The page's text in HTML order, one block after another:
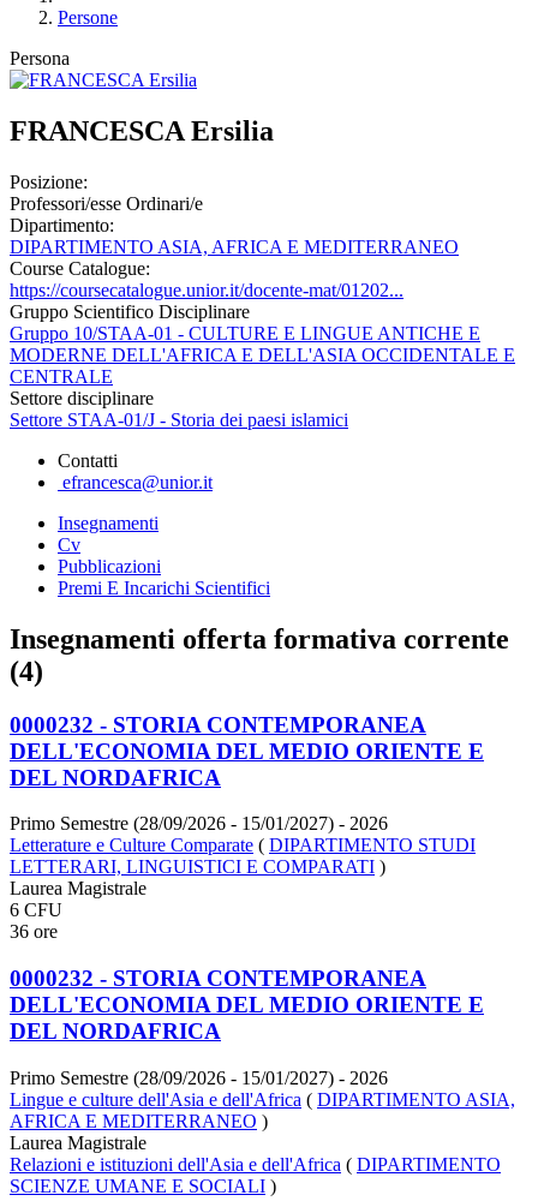
Persone
Persona
FRANCESCA Ersilia
Posizione:
Professori/esse Ordinari/e
Dipartimento:
DIPARTIMENTO ASIA, AFRICA E MEDITERRANEO
Course Catalogue:
https://coursecatalogue.unior.it/docente-mat/01202...
Gruppo Scientifico Disciplinare
Gruppo 10/STAA-01 - CULTURE E LINGUE ANTICHE E
MODERNE DELL'AFRICA E DELL'ASIA OCCIDENTALE E
CENTRALE
Settore disciplinare
Settore STAA-01/J - Storia dei paesi islamici
Contatti
efrancesca@unior.it
Insegnamenti
Cv
Pubblicazioni
Premi E Incarichi Scientifici
Insegnamenti offerta formativa corrente
(4)
0000232 - STORIA CONTEMPORANEA
DELL'ECONOMIA DEL MEDIO ORIENTE E
DEL NORDAFRICA
Primo Semestre (28/09/2026 - 15/01/2027) - 2026
Letterature e Culture Comparate ( DIPARTIMENTO STUDI
LETTERARI, LINGUISTICI E COMPARATI )
Laurea Magistrale
6 CFU
36 ore
0000232 - STORIA CONTEMPORANEA
DELL'ECONOMIA DEL MEDIO ORIENTE E
DEL NORDAFRICA
Primo Semestre (28/09/2026 - 15/01/2027) - 2026
Lingue e culture dell'Asia e dell'Africa ( DIPARTIMENTO ASIA,
AFRICA E MEDITERRANEO )
Laurea Magistrale
Relazioni e istituzioni dell'Asia e dell'Africa ( DIPARTIMENTO
SCIENZE UMANE E SOCIALI )